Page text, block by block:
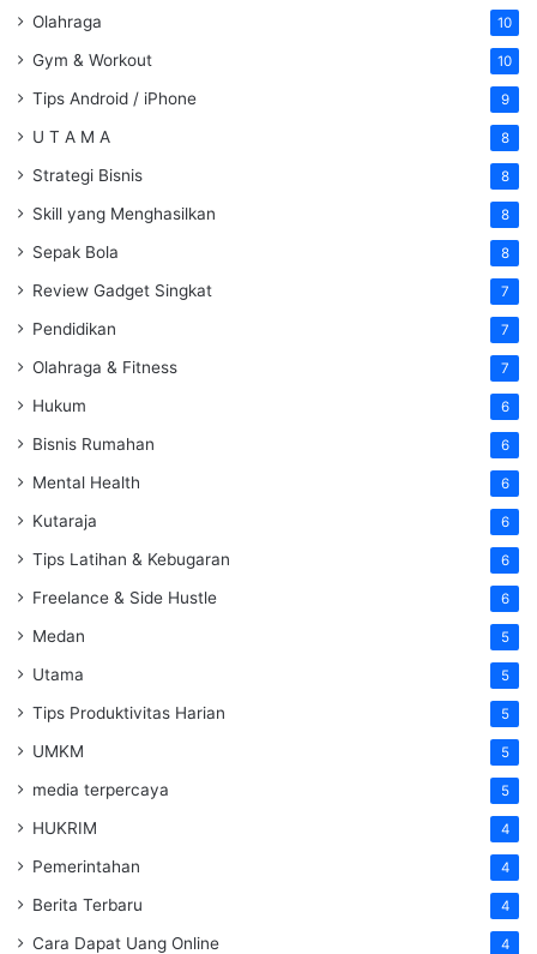
Olahraga 10
Gym & Workout 10
Tips Android / iPhone 9
U T A M A 8
Strategi Bisnis 8
Skill yang Menghasilkan 8
Sepak Bola 8
Review Gadget Singkat 7
Pendidikan 7
Olahraga & Fitness 7
Hukum 6
Bisnis Rumahan 6
Mental Health 6
Kutaraja 6
Tips Latihan & Kebugaran 6
Freelance & Side Hustle 6
Medan 5
Utama 5
Tips Produktivitas Harian 5
UMKM 5
media terpercaya 5
HUKRIM 4
Pemerintahan 4
Berita Terbaru 4
Cara Dapat Uang Online 4